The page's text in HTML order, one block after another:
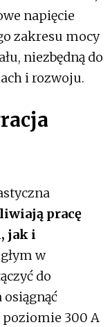
napięcie
zakresu mocy
niezbędną do
i rozwoju.
pracę
jak i
w
do
300 A